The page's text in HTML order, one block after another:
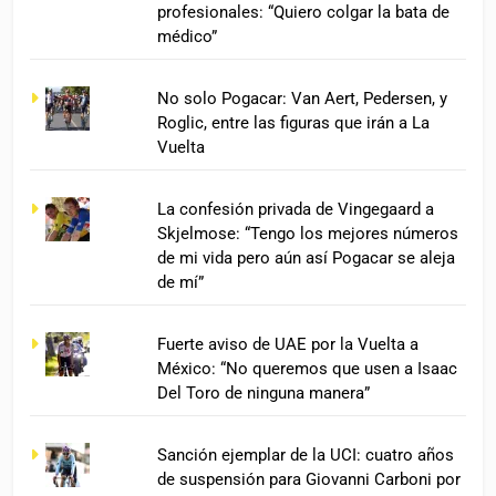
profesionales: “Quiero colgar la bata de
médico”
No solo Pogacar: Van Aert, Pedersen, y
Roglic, entre las figuras que irán a La
Vuelta
La confesión privada de Vingegaard a
Skjelmose: “Tengo los mejores números
de mi vida pero aún así Pogacar se aleja
de mí”
Fuerte aviso de UAE por la Vuelta a
México: “No queremos que usen a Isaac
Del Toro de ninguna manera”
Sanción ejemplar de la UCI: cuatro años
de suspensión para Giovanni Carboni por